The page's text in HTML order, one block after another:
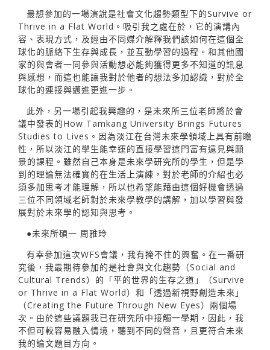
最想參加的一場演說是社會文化趨勢類型下的Survive or
Thrive in a Flat World。吸引我之處在於，它的演講內
容、表現方式，及經由不同媒介解釋我們該如何在這個全
球化的脈絡下生存與成長，並互動學習的過程。和其他國
家的與會者一同參與活動想必能夠獲得更多不知道的訊息
與感想，而這也能讓我對於他者的想法多加認識，對於全
球化的連接與邁進更進一步。
此外，另一場引起我興趣的，是未來所三位老師將於會
議中發表的How Tamkang University Brings Futures
Studies to Lives。因為淡江在台灣未來學領域上具有前瞻
性，所以淡江的學生能幸運的直接學習這門富有遠見與願
景的課程。雖然自己本身是未來學研究所的學生，但是學
到的理論無法確實的在生活上演練，對於老師的介紹也必
須多加思考才能理解，所以也希望能藉由這個好機會透過
三位不同領域老師對於未來學教學的講解，加以學習與發
展對於未來學的認知與思考。
●未來所碩一 周雅玲
有幸參加這次WFS會議，我有掩不住的興奮。在一番研
究後，我最期待參加的是社會與文化趨勢（Social and
Cultural Trends）的「平的世界的生存之道」（Survive
or Thrive in a Flat World）和「透過新視野創造未來」
（Creating the Future Through New Eyes）兩個場
次。由於這些議題我已在研究所中接觸一學期，因此，我
不但可較容易融入情境，聽到不同的聲音，且更符合未來
我的論文題目方向。